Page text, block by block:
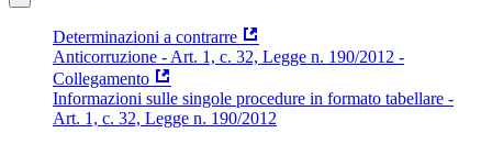
Determinazioni a contrarre
Anticorruzione - Art. 1, c. 32, Legge n. 190/2012 -
Collegamento
Informazioni sulle singole procedure in formato tabellare -
Art. 1, c. 32, Legge n. 190/2012